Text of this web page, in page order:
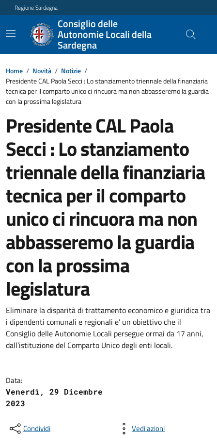
Regione Sardegna
Consiglio delle
Autonomie Locali della
Sardegna
Home / Novità / Notizie /
Presidente CAL Paola Secci : Lo stanziamento triennale della finanziaria
tecnica per il comparto unico ci rincuora ma non abbasseremo la guardia
con la prossima legislatura
Presidente CAL Paola
Secci : Lo stanziamento
triennale della finanziaria
tecnica per il comparto
unico ci rincuora ma non
abbasseremo la guardia
con la prossima
legislatura
Eliminare la disparità di trattamento economico e giuridica tra
i dipendenti comunali e regionali e’ un obiettivo che il
Consiglio delle Autonomie Locali persegue ormai da 17 anni,
dall’istituzione del Comparto Unico degli enti locali.
Data:
Venerdì, 29 Dicembre
2023
Condividi Vedi azioni